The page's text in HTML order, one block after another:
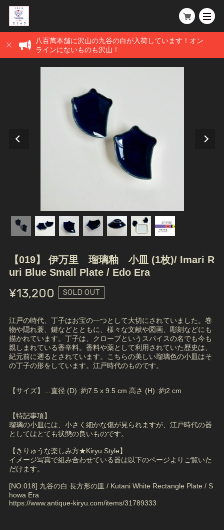
八百萬本舗に沢山の九谷の白が入荷しています！オン
ラインにないものも沢山！
【019】 伊万里 瑠璃釉 小皿 (1枚)/ Imari R
uri Blue Small Plate / Edo Era
¥13,200 SOLD OUT
江戸の時代、丁子はお宝の一つとして大切にされていました。巻
物や隠れ蓑、鍵などとともに、様々な文献や図画、彫刻などにも
描かれています。丁子は、クローブというスパイスの名でも今も
親しまれている香辛料。香料や薬として利用されていた歴史は、
紀元前に遡るとされています。こちらの美しい瑠璃色の小皿はそ
の丁子の形をしています。江戸時代のものです。
【サイズ】…直径 (D) :約7.5 x 9.5 cm 高さ (H) :約2 cm
【特記事項】
瑠璃の小皿には、小さく細かな傷が見られますが、江戸時代の器
としてはとても状態の良いものです。
【きりゅうな楽しみ方★Kiryu Style】
イメージ写真で組み合わせている器は以下のページよりご覧いた
だけます。
[NO.018] 九谷の白 長方形の皿 / Kutani White Rectangle Plate / S
howa Era
https://www.antique-kiryu.com/items/31789333